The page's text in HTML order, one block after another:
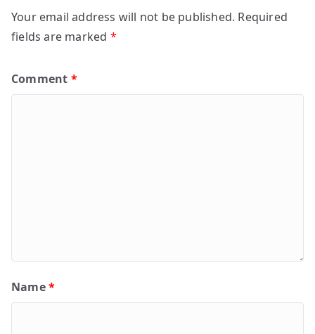
Your email address will not be published. Required
fields are marked *
Comment *
Name*